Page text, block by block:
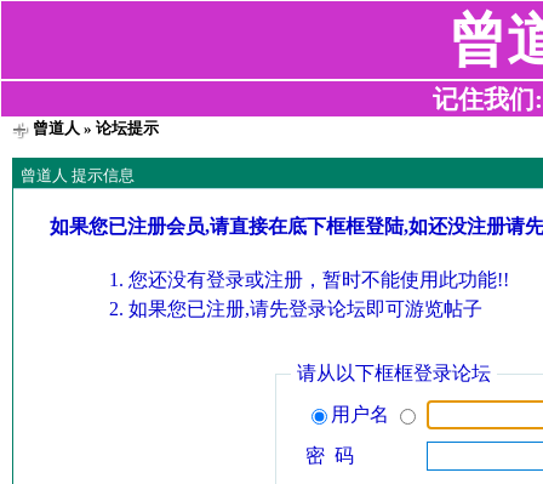
曾
记住我们
曾道人 » 论坛提示
曾道人 提示信息
如果您已注册会员,请直接在底下框框登陆,如还没注册请
您还没有登录或注册，暂时不能使用此功能!!
如果您已注册,请先登录论坛即可游览帖子
请从以下框框登录论坛
用户名
密 码